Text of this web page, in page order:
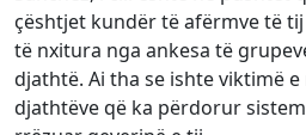
çështjet kundër të afërmve të
të nxitura nga ankesa të
djathtë. Ai tha se ishte viktimë
djathtëve që ka përdorur